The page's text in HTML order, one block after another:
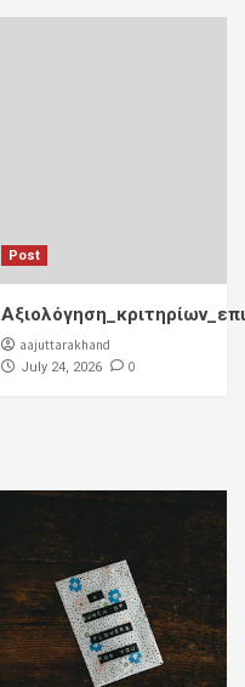
Post
aajuttarakhand
July 24, 2026 0